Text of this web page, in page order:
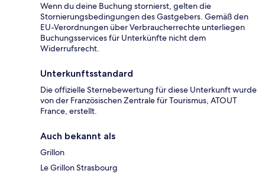
Wenn du deine Buchung stornierst, gelten die
Stornierungsbedingungen des Gastgebers. Gemäß den
EU-Verordnungen über Verbraucherrechte unterliegen
Buchungsservices für Unterkünfte nicht dem
Widerrufsrecht.
Unterkunftsstandard
Die offizielle Sternebewertung für diese Unterkunft wurde
von der Französischen Zentrale für Tourismus, ATOUT
France, erstellt.
Auch bekannt als
Grillon
Le Grillon Strasbourg